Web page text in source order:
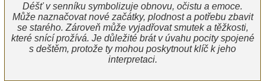
Déšť v senníku symbolizuje obnovu, očistu a emoce.
Může naznačovat nové začátky, plodnost a potřebu zbavit
se starého. Zároveň může vyjadřovat smutek a těžkosti,
které snící prožívá. Je důležité brát v úvahu pocity spojené
s deštěm, protože ty mohou poskytnout klíč k jeho
interpretaci.